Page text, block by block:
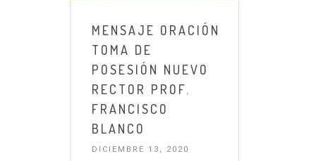
MENSAJE ORACIÓN
TOMA DE
POSESIÓN NUEVO
RECTOR PROF.
FRANCISCO
BLANCO
DICIEMBRE 13, 2020